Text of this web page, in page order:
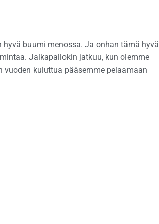
buumi menossa. Ja onhan tämä hyvä
Jalkapallokin jatkuu, kun olemme
kuluttua pääsemme pelaamaan